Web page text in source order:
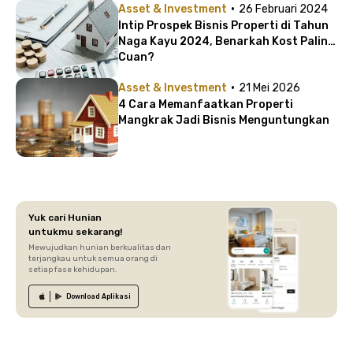
Asset & Investment · 26 Februari 2024
Intip Prospek Bisnis Properti di Tahun
Naga Kayu 2024, Benarkah Kost Paling
Cuan?
Asset & Investment · 21 Mei 2026
4 Cara Memanfaatkan Properti
Mangkrak Jadi Bisnis Menguntungkan
Yuk cari Hunian
untukmu sekarang!
Mewujudkan hunian berkualitas dan
terjangkau untuk semua orang di
setiap fase kehidupan.
Download Aplikasi